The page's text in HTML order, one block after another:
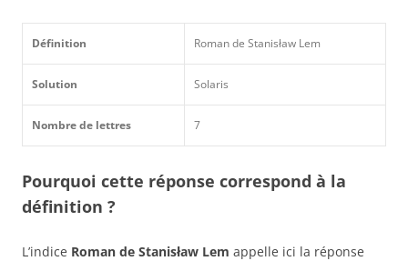
Définition Roman de Stanisław Lem
Solution Solaris
Nombre de lettres 7
Pourquoi cette réponse correspond à la
définition ?
L’indice Roman de Stanisław Lem appelle ici la réponse